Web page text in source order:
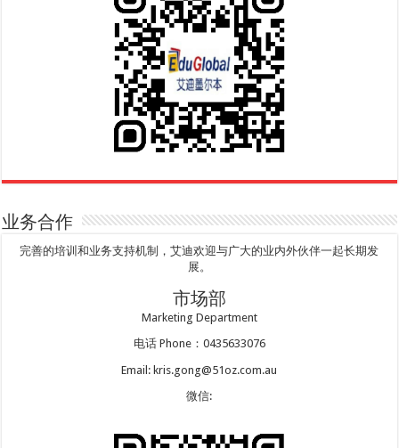
业务合作
完善的培训和业务支持机制，艾迪欢迎与广大的业内外伙伴一起长期发
展。
市场部
Marketing Department
电话 Phone：0435633076
Email: kris.gong@51oz.com.au
微信: